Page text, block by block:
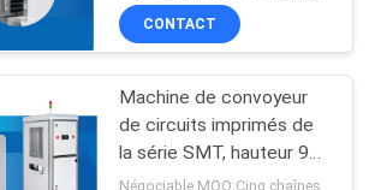
en aluminium
350
taille du PCB 80x50-
510x350 mm
CONTACT
Machine de convoyeur
de circuits imprimés de
la série SMT, hauteur 900
± 20 mm et capacité de
Négociable MOQ:Cinq chaînes